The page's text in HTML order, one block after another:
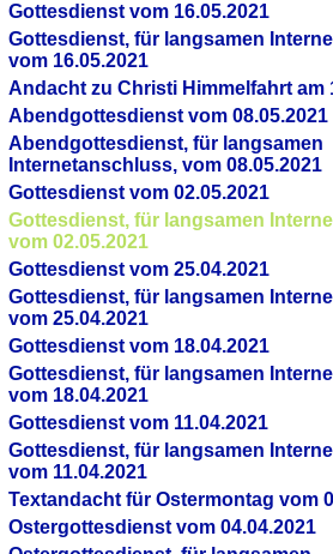
Gottesdienst vom 16.05.2021
Gottesdienst, für langsamen
vom 16.05.2021
Andacht zu Christi Himmelfahrt am
Abendgottesdienst vom 08.05.2021
Abendgottesdienst, für langsamen
Internetanschluss, vom 08.05.2021
Gottesdienst vom 02.05.2021
Gottesdienst, für langsamen
vom 02.05.2021
Gottesdienst vom 25.04.2021
Gottesdienst, für langsamen
vom 25.04.2021
Gottesdienst vom 18.04.2021
Gottesdienst, für langsamen
vom 18.04.2021
Gottesdienst vom 11.04.2021
Gottesdienst, für langsamen
vom 11.04.2021
Textandacht für Ostermontag vom
Ostergottesdienst vom 04.04.2021